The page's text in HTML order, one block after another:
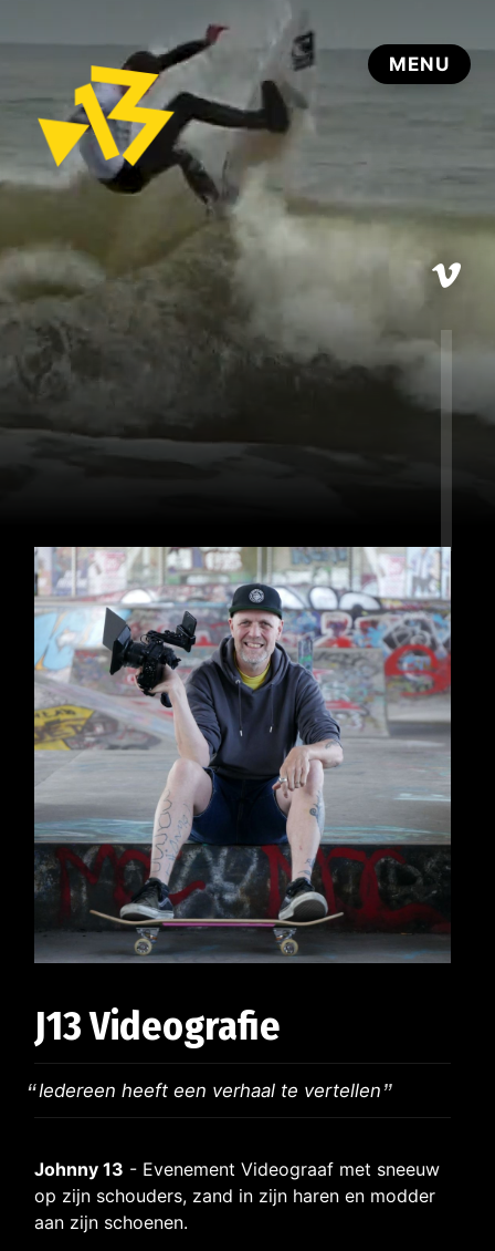
J13 Videografie
Iedereen heeft een verhaal te vertellen
Johnny 13 - Evenement Videograaf met sneeuw
op zijn schouders, zand in zijn haren en modder
aan zijn schoenen.